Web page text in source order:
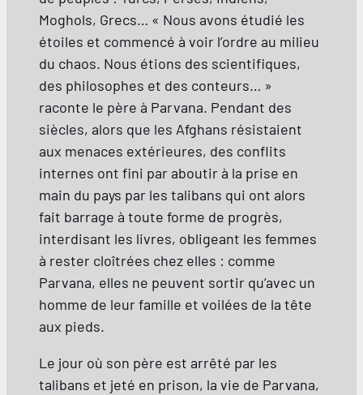
Moghols, Grecs… « Nous avons étudié les
étoiles et commencé à voir l’ordre au milieu
du chaos. Nous étions des scientifiques,
des philosophes et des conteurs… »
raconte le père à Parvana. Pendant des
siècles, alors que les Afghans résistaient
aux menaces extérieures, des conflits
internes ont fini par aboutir à la prise en
main du pays par les talibans qui ont alors
fait barrage à toute forme de progrès,
interdisant les livres, obligeant les femmes
à rester cloîtrées chez elles : comme
Parvana, elles ne peuvent sortir qu’avec un
homme de leur famille et voilées de la tête
aux pieds.
Le jour où son père est arrêté par les
talibans et jeté en prison, la vie de Parvana,